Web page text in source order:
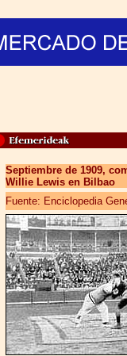
Septiembre de 1909,
Willie Lewis en Bilbao
Fuente: Enciclopedia